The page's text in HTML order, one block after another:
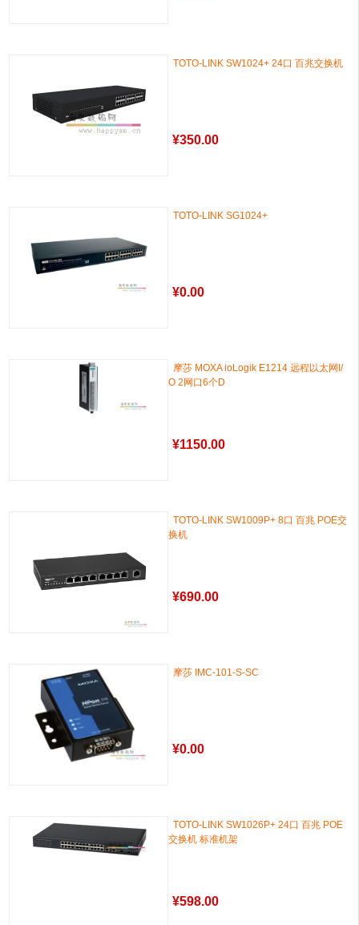
TOTO-LINK SW1024+ 24口 百兆交换机
¥350.00
TOTO-LINK SG1024+
¥0.00
摩莎 MOXA ioLogik E1214 远程以太网I/
O 2网口6个D
¥1150.00
TOTO-LINK SW1009P+ 8口 百兆 POE交
换机
¥690.00
摩莎 IMC-101-S-SC
¥0.00
TOTO-LINK SW1026P+ 24口 百兆 POE
交换机 标准机架
¥598.00